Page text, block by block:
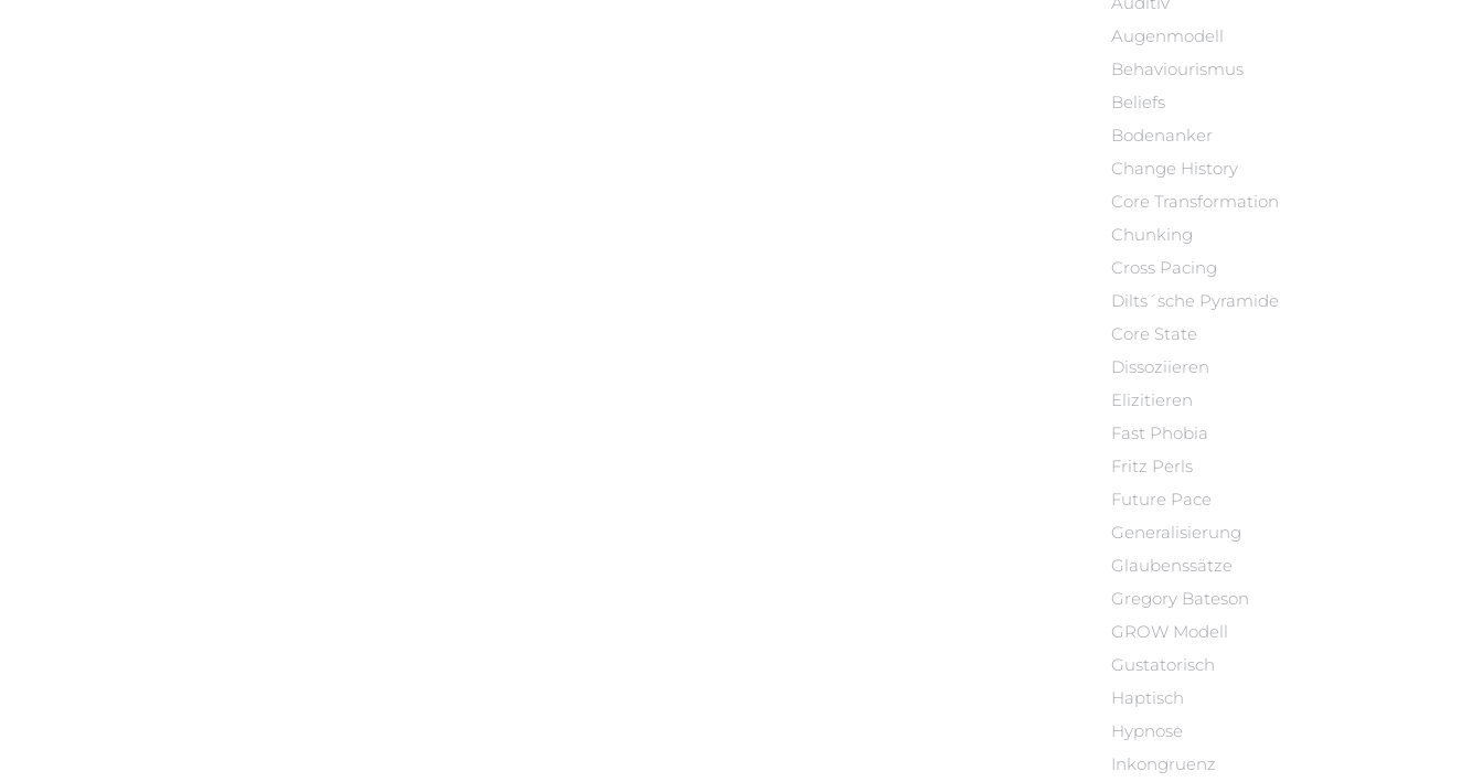
Augenmodell
Behaviourismus
Beliefs
Bodenanker
Change History
Core Transformation
Chunking
Cross Pacing
Dilts´sche Pyramide
Core State
Dissoziieren
Elizitieren
Fast Phobia
Fritz Perls
Future Pace
Generalisierung
Glaubenssätze
Gregory Bateson
GROW Modell
Gustatorisch
Haptisch
Hypnose
Inkongruenz